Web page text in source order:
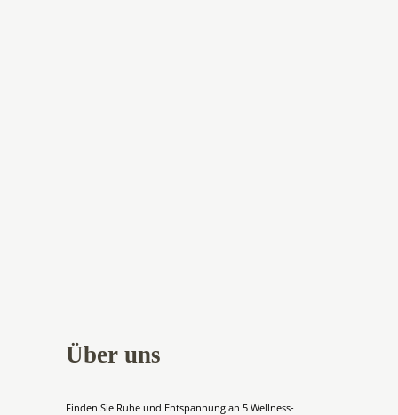
Über uns
Finden Sie Ruhe und Entspannung an 5 Wellness-